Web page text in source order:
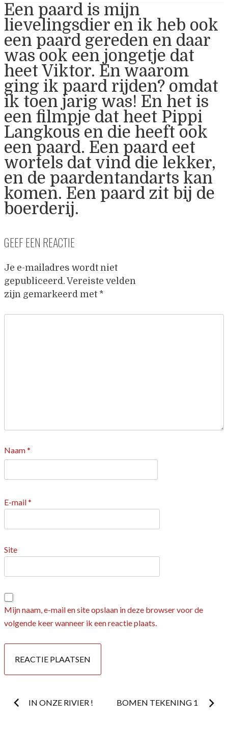
Een paard is mijn
lievelingsdier en ik heb ook
een paard gereden en daar
was ook een jongetje dat
heet Viktor. En waarom
ging ik paard rijden? omdat
ik toen jarig was! En het is
een filmpje dat heet Pippi
Langkous en die heeft ook
een paard. Een paard eet
wortels dat vind die lekker,
en de paardentandarts kan
komen. Een paard zit bij de
boerderij.
GEEF EEN REACTIE
Je e-mailadres wordt niet
gepubliceerd. Vereiste velden
zijn gemarkeerd met *
Naam*
E-mail*
Site
Mijn naam, e-mail en site opslaan in deze browser voor de
volgende keer wanneer ik een reactie plaats.
Postnavigatie
IN ONZE RIVIER ! BOMEN TEKENING 1